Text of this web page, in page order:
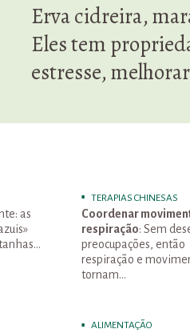
Erva cidreira,
Eles tem
estresse,
as
TERAPIAS CHINESAS
Coordenar
respiração: Sem
preocupações, então
respiração e
tornam…
ALIMENTAÇÃO